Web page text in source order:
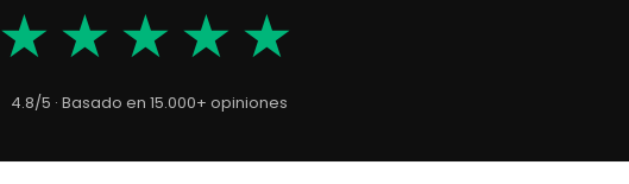
★★★★★
4.8/5 · Basado en 15.000+ opiniones